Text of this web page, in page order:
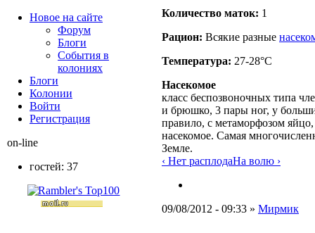
Количество маток: 1
Рацион: Всякие разные
Температура: 27-28°C
Насекомое
класс беспозвоночных типа
и брюшко, 3 пары ног, у
правило, с метаморфозом
насекомое. Самая
Земле.
‹ Нет расплодаНа волю ›
09/08/2012 - 09:33 » Мирмик
Новое на сайте
Форум
Блоги
События в
колониях
Блоги
Колонии
Войти
Peгиcтpaция
on-line
гостей: 37